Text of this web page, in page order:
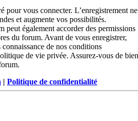
pour vous connecter. L’enregistrement ne
et augmente vos possibilités.
peut également accorder des permissions
du forum. Avant de vous enregistrer,
de nos conditions
de vie privée. Assurez-vous de bien
| Politique de confidentialité